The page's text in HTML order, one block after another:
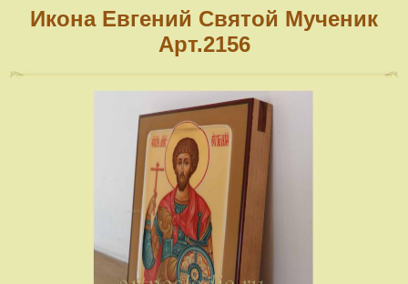
Икона Евгений Святой Мученик
Арт.2156